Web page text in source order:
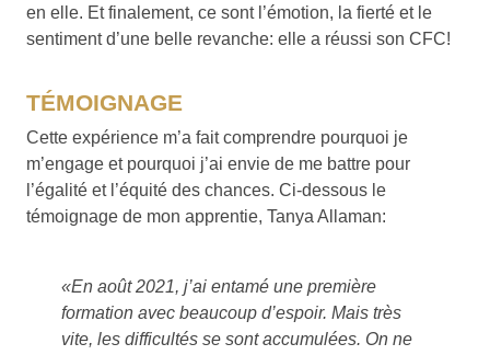
en elle. Et finalement, ce sont l’émotion, la fierté et le
sentiment d’une belle revanche: elle a réussi son CFC!
TÉMOIGNAGE
Cette expérience m’a fait comprendre pourquoi je
m’engage et pourquoi j’ai envie de me battre pour
l’égalité et l’équité des chances. Ci-dessous le
témoignage de mon apprentie, Tanya Allaman:
«En août 2021, j’ai entamé une première
formation avec beaucoup d’espoir. Mais très
vite, les difficultés se sont accumulées. On ne